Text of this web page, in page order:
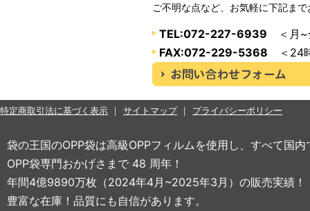
ご不明な点など、お気軽に下記ま
TEL:072-227-6939 ＜月~
FAX:072-229-5368 ＜24
特定商取引法に基づく表示 サイトマップ プライバシーポリシー
袋の王国のOPP袋は高級OPPフィルムを使用し、すべて国
OPP袋専門おかげさまで 48 周年！
年間4億9890万枚（2024年4月~2025年3月）の販売実績！
豊富な在庫！品質にも自信があります。